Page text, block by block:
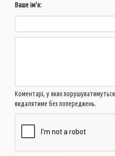
Ваше ім'я:
Коментарі, у яких порушуватимуться
видалятиме без попереджень.